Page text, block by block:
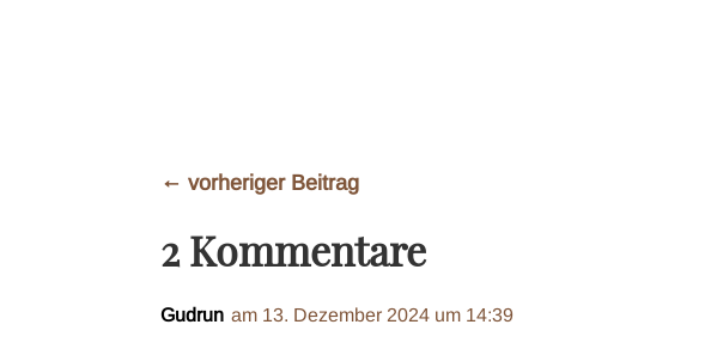
←vorheriger Beitrag
2 Kommentare
Gudrun am 13. Dezember 2024 um 14:39